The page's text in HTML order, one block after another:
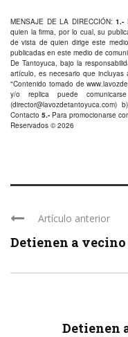
MENSAJE DE LA DIRECCIÓN:1.-
quien la firma, por lo cual, su
de vista de quien dirige este
publicadas en este medio de
De Tantoyuca, bajo la
artículo, es necesario que
"Contenido tomado de
y/o replica puede
(director@lavozdetantoyuca.com)
Contacto 5.- Para promocionarse
Reservados © 2026
Artículo anterior
Detienen a vecino
Detienen